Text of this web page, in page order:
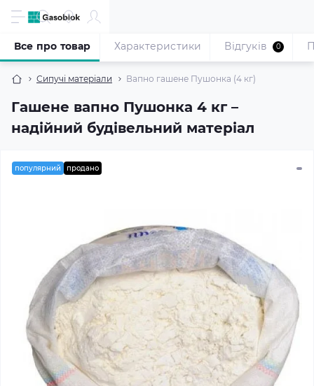
Сипучі матеріали Вапно гашене Пушонка (4 кг)
Гашене вапно Пушонка 4 кг –
надійний будівельний матеріал
Все про товар Характеристики Відгуків 0
популярний продано